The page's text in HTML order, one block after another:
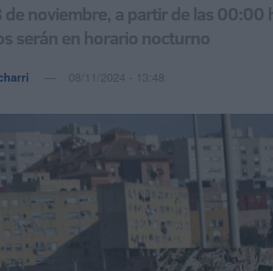
de noviembre, a partir de las
serán en horario nocturno
08/11/2024 - 13:48